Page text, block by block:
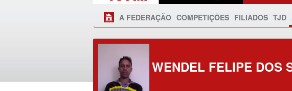
A FEDERAÇÃO COMPETIÇÕES FILIADOS TJD
WENDEL FELIPE DOS